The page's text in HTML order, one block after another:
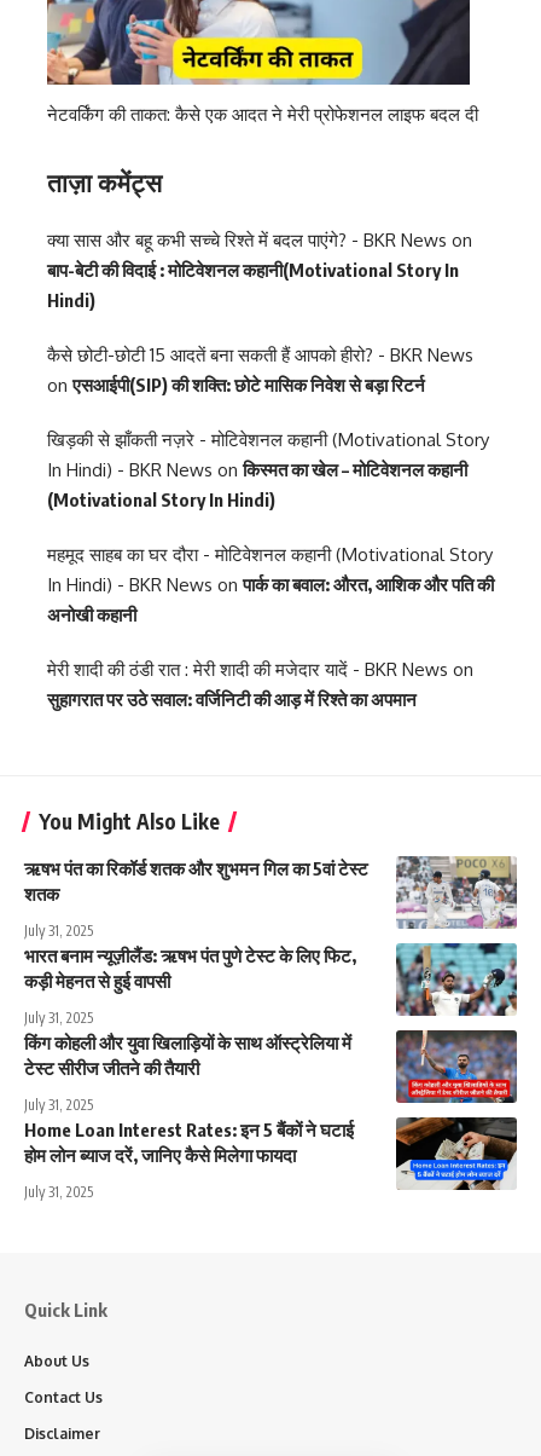
नेटवर्किंग की ताकत: कैसे एक आदत ने मेरी प्रोफेशनल लाइफ बदल दी
ताज़ा कमेंट्स
क्या सास और बहू कभी सच्चे रिश्ते में बदल पाएंगे? - BKR News on
बाप-बेटी की विदाई : मोटिवेशनल कहानी(Motivational Story In
Hindi)
कैसे छोटी-छोटी 15 आदतें बना सकती हैं आपको हीरो? - BKR News
onएसआईपी(SIP) की शक्ति: छोटे मासिक निवेश से बड़ा रिटर्न
खिड़की से झाँकती नज़रे - मोटिवेशनल कहानी (Motivational Story
In Hindi) - BKR News onकिस्मत का खेल – मोटिवेशनल कहानी
(Motivational Story In Hindi)
महमूद साहब का घर दौरा - मोटिवेशनल कहानी (Motivational Story
In Hindi) - BKR News onपार्क का बवाल: औरत, आशिक और पति की
अनोखी कहानी
मेरी शादी की ठंडी रात : मेरी शादी की मजेदार यादें - BKR News on
सुहागरात पर उठे सवाल: वर्जिनिटी की आड़ में रिश्ते का अपमान
You Might Also Like
ऋषभ पंत का रिकॉर्ड शतक और शुभमन गिल का 5वां टेस्ट
शतक
July 31, 2025
भारत बनाम न्यूज़ीलैंड: ऋषभ पंत पुणे टेस्ट के लिए फिट,
कड़ी मेहनत से हुई वापसी
July 31, 2025
किंग कोहली और युवा खिलाड़ियों के साथ ऑस्ट्रेलिया में
टेस्ट सीरीज जीतने की तैयारी
July 31, 2025
Home Loan Interest Rates: इन 5 बैंकों ने घटाई
होम लोन ब्याज दरें, जानिए कैसे मिलेगा फायदा
July 31, 2025
Quick Link
About Us
Contact Us
Disclaimer